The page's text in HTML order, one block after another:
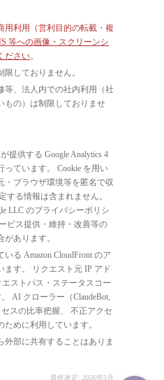
用利用（営利目的の転載・複
等への画像・スクリーンシ
ださい。
しておりません。
等、法人内での社内利用（社
もの）は制限しておりませ
提供する Google Analytics 4
っています。 Cookie を用い
・ブラウザ環境等を匿名で収
する情報は含まれません。
LLC のプライバシーポリシ
ビス提供・維持・改善等の
あります。
る Amazon CloudFront のア
ます。 リクエスト元 IP アド
エストパス・ステータスコー
AI クローラー（ClaudeBot,
スの比率把握、 不正アクセ
めに利用しています。
外部に共有することはありま
最終改定: 2026年5月